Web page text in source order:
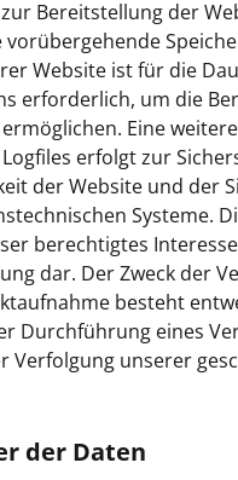
zur Bereitstellung der
Website ist für die
erforderlich, um die
Eine weitere
erfolgt zur
der Website und der
Systeme.
berechtigtes
dar. Der Zweck der
besteht
Durchführung eines
Verfolgung unserer
der Daten